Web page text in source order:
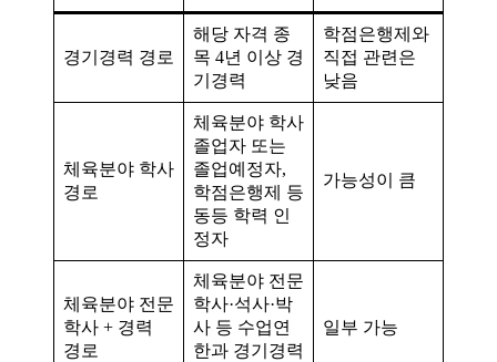
경기경력 경로
해당 자격 종
목 4년 이상 경
기경력
학점은행제와
직접 관련은
낮음
체육분야 학사
경로
체육분야 학사
졸업자 또는
졸업예정자,
학점은행제 등
동등 학력 인
정자
가능성이 큼
체육분야 전문
학사 + 경력
경로
체육분야 전문
학사·석사·박
사 등 수업연
한과 경기경력
일부 가능